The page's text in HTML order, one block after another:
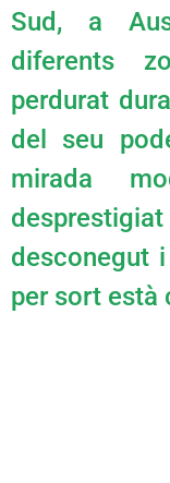
Sud, a
diferents
perdurat
del seu
mirada
desconegut
per sort està